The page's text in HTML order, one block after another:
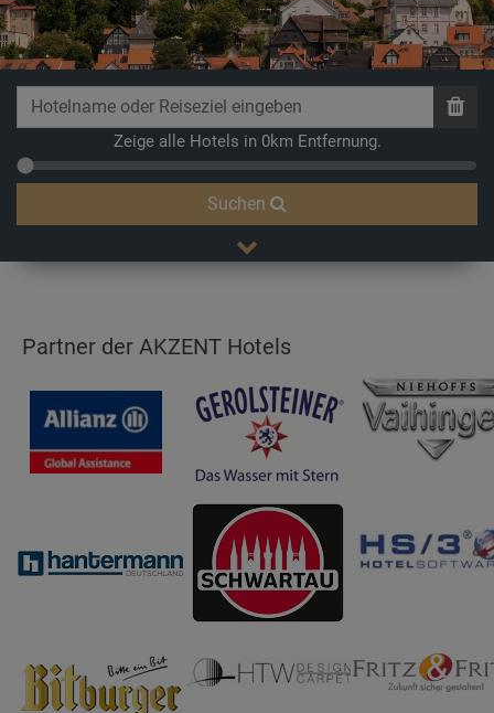
Zeige alle Hotels in 0km Entfernung.
Suchen
Partner der AKZENT Hotels